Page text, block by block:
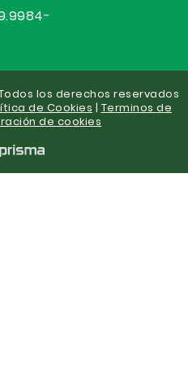
los derechos reservados
de Cookies | Terminos de
de cookies